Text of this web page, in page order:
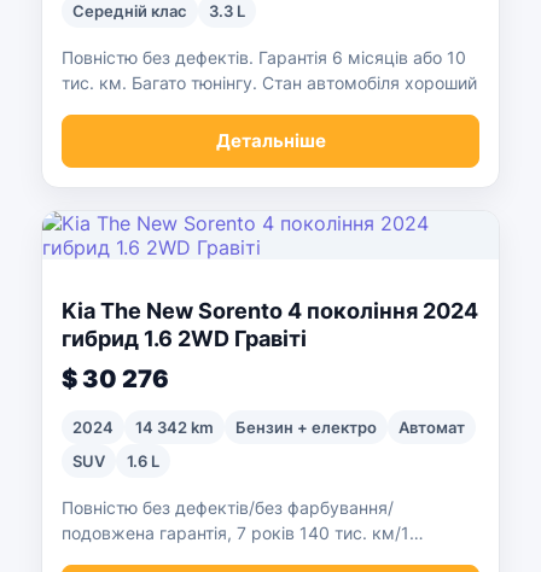
Середній клас
3.3 L
Повністю без дефектів. Гарантія 6 місяців або 10
тис. км. Багато тюнінгу. Стан автомобіля хороший
Детальніше
Kia The New Sorento 4 покоління 2024
гибрид 1.6 2WD Гравіті
$ 30 276
2024 14 342 km Бензин + електро
Автомат
SUV
1.6 L
Повністю без дефектів/без фарбування/
подовжена гарантія, 7 років 140 тис. км/1